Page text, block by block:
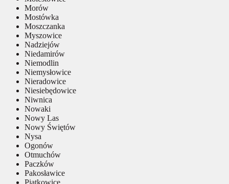
Morów
Mostówka
Moszczanka
Myszowice
Nadziejów
Niedamirów
Niemodlin
Niemysłowice
Nieradowice
Niesiebędowice
Niwnica
Nowaki
Nowy Las
Nowy Świętów
Nysa
Ogonów
Otmuchów
Paczków
Pakosławice
Piątkowice